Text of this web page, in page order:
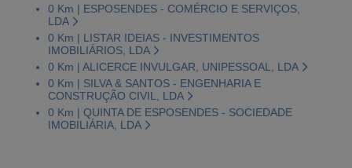
0 Km | ESPOSENDES - COMÉRCIO E SERVIÇOS,
LDA
0 Km | LISTAR IDEIAS - INVESTIMENTOS
IMOBILIÁRIOS, LDA
0 Km | ALICERCE INVULGAR, UNIPESSOAL, LDA
0 Km | SILVA & SANTOS - ENGENHARIA E
CONSTRUÇÃO CIVIL, LDA
0 Km | QUINTA DE ESPOSENDES - SOCIEDADE
IMOBILIÁRIA, LDA